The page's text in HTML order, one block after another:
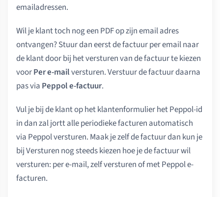
emailadressen.
Wil je klant toch nog een PDF op zijn email adres
ontvangen? Stuur dan eerst de factuur per email naar
de klant door bij het versturen van de factuur te kiezen
voorPer e-mailversturen. Verstuur de factuur daarna
pas via Peppol e-factuur.
Vul je bij de klant op het klantenformulier het Peppol-id
in dan zal jortt alle periodieke facturen automatisch
via Peppol versturen. Maak je zelf de factuur dan kun je
bij Versturen nog steeds kiezen hoe je de factuur wil
versturen: per e-mail, zelf versturen of met Peppol e-
facturen.